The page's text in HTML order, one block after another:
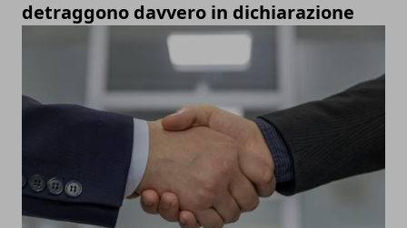
detraggono davvero in dichiarazione